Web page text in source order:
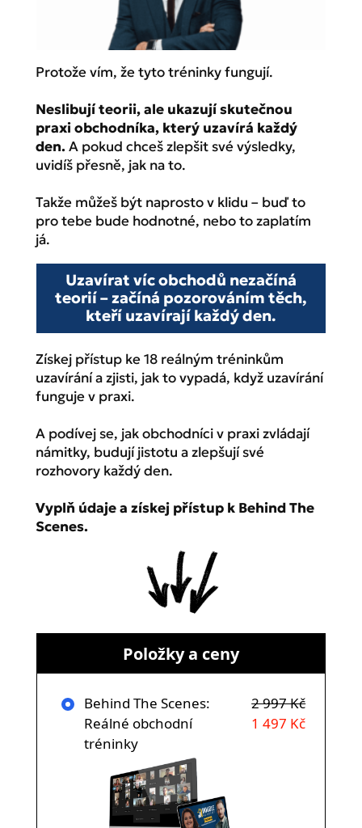
Protože vím, že tyto tréninky fungují.
Neslibují teorii, ale ukazují skutečnou
praxi obchodníka, který uzavírá každý
den.A pokud chceš zlepšit své výsledky,
uvidíš přesně, jak na to.
Takže můžeš být naprosto v klidu – buď to
pro tebe bude hodnotné, nebo to zaplatím
já.
Uzavírat víc obchodů nezačíná
teorií – začíná pozorováním těch,
kteří uzavírají každý den.
Získej přístup ke 18 reálným tréninkům
uzavírání a zjisti, jak to vypadá, když uzavírání
funguje v praxi.
A podívej se, jak obchodníci v praxi zvládají
námitky, budují jistotu a zlepšují své
rozhovory každý den.
Vyplň údaje a získej přístup k Behind The
Scenes.
Položky a ceny
Behind The Scenes:
Reálné obchodní
tréninky
2 997 Kč
1 497 Kč